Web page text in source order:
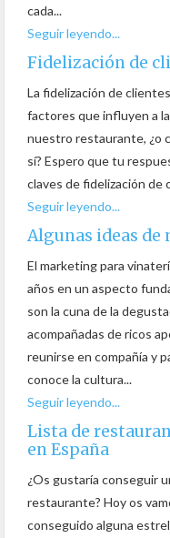
cada...
Seguir leyendo...
Fidelización de
La fidelización de
factores que influyen a
nuestro restaurante, ¿o
sí? Espero que tu
claves de fidelización de
Seguir leyendo...
Algunas ideas
El marketing para
años en un aspecto
son la cuna de la
acompañadas de ricos
reunirse en compañía y
conoce la cultura...
Seguir leyendo...
Lista de
en España
¿Os gustaría conseguir
restaurante? Hoy os
conseguido alguna